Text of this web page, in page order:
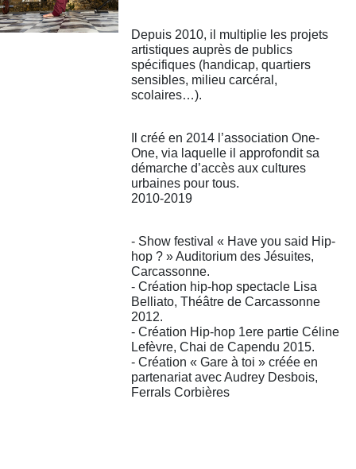
Depuis 2010, il multiplie les projets
artistiques auprès de publics
spécifiques (handicap, quartiers
sensibles, milieu carcéral,
scolaires…).
Il créé en 2014 l’association One-
One, via laquelle il approfondit sa
démarche d’accès aux cultures
urbaines pour tous.
2010-2019
- Show festival « Have you said Hip-
hop ? » Auditorium des Jésuites,
Carcassonne.
- Création hip-hop spectacle Lisa
Belliato, Théâtre de Carcassonne
2012.
- Création Hip-hop 1ere partie Céline
Lefèvre, Chai de Capendu 2015.
- Création « Gare à toi » créée en
partenariat avec Audrey Desbois,
Ferrals Corbières